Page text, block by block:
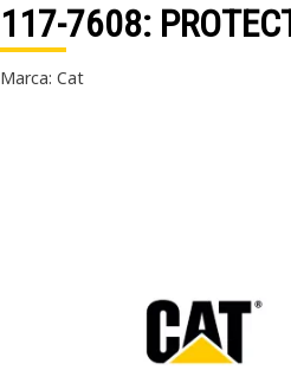
117-7608:
Marca: Cat